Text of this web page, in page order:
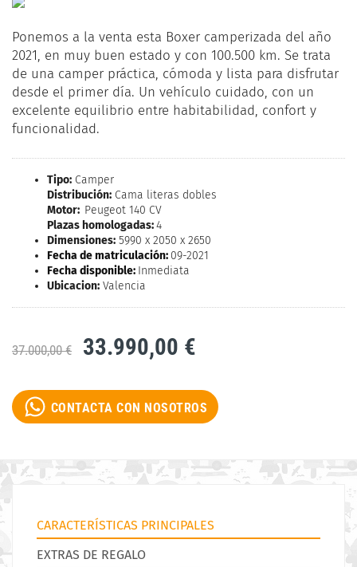
Ponemos a la venta esta Boxer camperizada del año
2021, en muy buen estado y con 100.500 km. Se trata
de una camper práctica, cómoda y lista para disfrutar
desde el primer día. Un vehículo cuidado, con un
excelente equilibrio entre habitabilidad, confort y
funcionalidad.
Tipo: Camper
Distribución: Cama literas dobles
Motor: Peugeot 140 CV
Plazas homologadas:4
Dimensiones: 5990 x 2050 x 2650
Fecha de matriculación: 09-2021
Fecha disponible: Inmediata
Ubicacion: Valencia
37.000,00 € 33.990,00 €
CONTACTA CON NOSOTROS
CARACTERÍSTICAS PRINCIPALES
EXTRAS DE REGALO